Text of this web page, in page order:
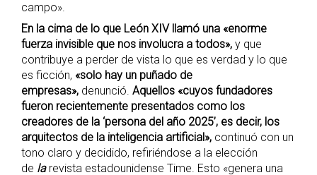
campo».
En la cima de lo que León XIV llamó una «enorme
fuerza invisible que nos involucra a todos», y que
contribuye a perder de vista lo que es verdad y lo que
es ficción, «solo hay un puñado de
empresas», denunció. Aquellos «cuyos fundadores
fueron recientemente presentados como los
creadores de la ‘persona del año 2025’, es decir, los
arquitectos de la inteligencia artificial», continuó con un
tono claro y decidido, refiriéndose a la elección
de larevista estadounidense Time. Esto «genera una